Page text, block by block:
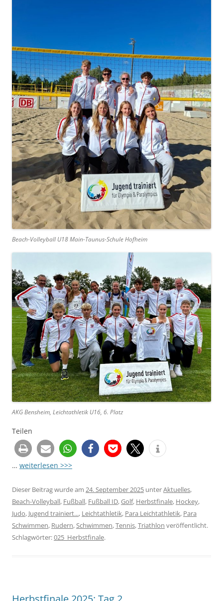
Beach-Volleyball U18 Main-Taunus-Schule Hofheim
AKG Bensheim, Leichtathletik U16, 6. Platz
Teilen
… weiterlesen >>>
Dieser Beitrag wurde am 24. September 2025 unterAktuelles,
Beach-Volleyball, Fußball, Fußball ID,Golf, Herbstfinale, Hockey,
Judo, Jugend trainiert..., Leichtathletik, Para Leichtathletik, Para
Schwimmen, Rudern,Schwimmen,Tennis,Triathlon veröffentlicht.
Schlagwörter:025_Herbstfinale.